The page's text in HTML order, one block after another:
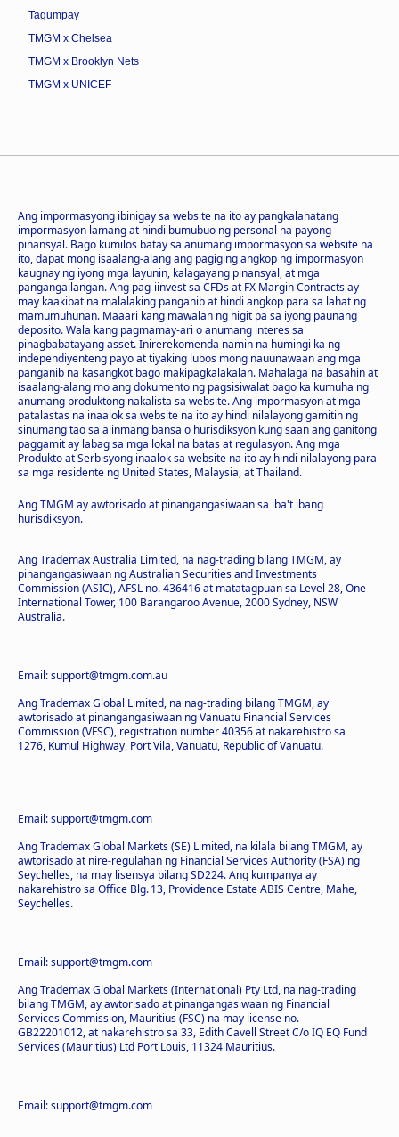
Tagumpay
TMGM x Chelsea
TMGM x Brooklyn Nets
TMGM x UNICEF
Ang impormasyong ibinigay sa website na ito ay pangkalahatang
impormasyon lamang at hindi bumubuo ng personal na payong
pinansyal. Bago kumilos batay sa anumang impormasyon sa website na
ito, dapat mong isaalang-alang ang pagiging angkop ng impormasyon
kaugnay ng iyong mga layunin, kalagayang pinansyal, at mga
pangangailangan. Ang pag-iinvest sa CFDs at FX Margin Contracts ay
may kaakibat na malalaking panganib at hindi angkop para sa lahat ng
mamumuhunan. Maaari kang mawalan ng higit pa sa iyong paunang
deposito. Wala kang pagmamay-ari o anumang interes sa
pinagbabatayang asset. Inirerekomenda namin na humingi ka ng
independiyenteng payo at tiyaking lubos mong nauunawaan ang mga
panganib na kasangkot bago makipagkalakalan. Mahalaga na basahin at
isaalang-alang mo ang dokumento ng pagsisiwalat bago ka kumuha ng
anumang produktong nakalista sa website. Ang impormasyon at mga
patalastas na inaalok sa website na ito ay hindi nilalayong gamitin ng
sinumang tao sa alinmang bansa o hurisdiksyon kung saan ang ganitong
paggamit ay labag sa mga lokal na batas at regulasyon. Ang mga
Produkto at Serbisyong inaalok sa website na ito ay hindi nilalayong para
sa mga residente ng United States, Malaysia, at Thailand.
Ang TMGM ay awtorisado at pinangangasiwaan sa iba't ibang
hurisdiksyon.
Ang Trademax Australia Limited, na nag-trading bilang TMGM, ay
pinangangasiwaan ng Australian Securities and Investments
Commission (ASIC), AFSL no. 436416 at matatagpuan sa Level 28, One
International Tower, 100 Barangaroo Avenue, 2000 Sydney, NSW
Australia.
Email: support@tmgm.com.au
Ang Trademax Global Limited, na nag-trading bilang TMGM, ay
awtorisado at pinangangasiwaan ng Vanuatu Financial Services
Commission (VFSC), registration number 40356 at nakarehistro sa
1276, Kumul Highway, Port Vila, Vanuatu, Republic of Vanuatu.
Email: support@tmgm.com
Ang Trademax Global Markets (SE) Limited, na kilala bilang TMGM, ay
awtorisado at nire-regulahan ng Financial Services Authority (FSA) ng
Seychelles, na may lisensya bilang SD224. Ang kumpanya ay
nakarehistro sa Office Blg. 13, Providence Estate ABIS Centre, Mahe,
Seychelles.
Email: support@tmgm.com
Ang Trademax Global Markets (International) Pty Ltd, na nag-trading
bilang TMGM, ay awtorisado at pinangangasiwaan ng Financial
Services Commission, Mauritius (FSC) na may license no.
GB22201012, at nakarehistro sa 33, Edith Cavell Street C/o IQ EQ Fund
Services (Mauritius) Ltd Port Louis, 11324 Mauritius.
Email: support@tmgm.com